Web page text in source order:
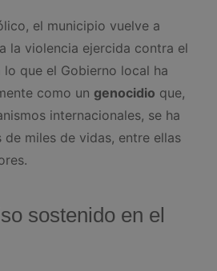
el municipio vuelve a
la violencia ejercida contra el
que el Gobierno local ha
como un genocidio que,
internacionales, se ha
miles de vidas, entre ellas
sostenido en el